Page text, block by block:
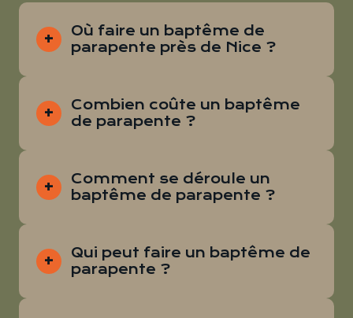
Où faire un baptême de
parapente près de Nice ?
Combien coûte un baptême
de parapente ?
Comment se déroule un
baptême de parapente ?
Qui peut faire un baptême de
parapente ?